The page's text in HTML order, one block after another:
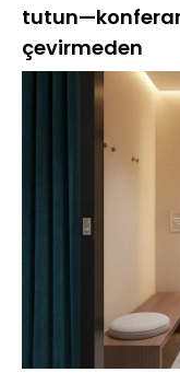
çevirmeden